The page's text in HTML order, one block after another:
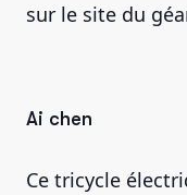
sur le site du
Ai chen
Ce tricycle